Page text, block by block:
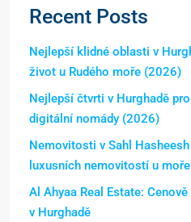
Recent Posts
Nejlepší klidné oblasti v
život u Rudého moře (2026)
Nejlepší čtvrti v Hurghadě
digitální nomády (2026)
Nemovitosti v Sahl
luxusních nemovitostí u
Al Ahyaa Real Estate:
v Hurghadě